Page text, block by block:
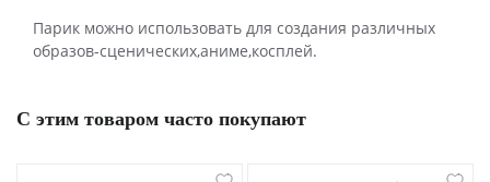
Парик можно использовать для создания различных
образов-сценических,аниме,косплей.
С этим товаром часто покупают